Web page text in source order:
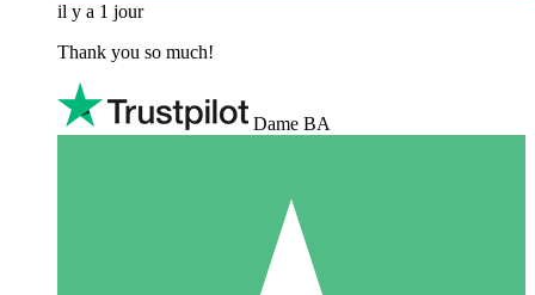
il y a 1 jour
Thank you so much!
Dame BA